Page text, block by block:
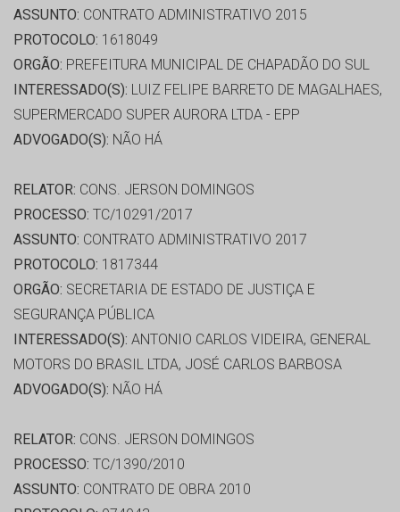
ASSUNTO: CONTRATO ADMINISTRATIVO 2015
PROTOCOLO: 1618049
ORGÃO: PREFEITURA MUNICIPAL DE CHAPADÃO DO SUL
INTERESSADO(S): LUIZ FELIPE BARRETO DE MAGALHAES,
SUPERMERCADO SUPER AURORA LTDA - EPP
ADVOGADO(S): NÃO HÁ
RELATOR: CONS. JERSON DOMINGOS
PROCESSO: TC/10291/2017
ASSUNTO: CONTRATO ADMINISTRATIVO 2017
PROTOCOLO: 1817344
ORGÃO: SECRETARIA DE ESTADO DE JUSTIÇA E
SEGURANÇA PÚBLICA
INTERESSADO(S): ANTONIO CARLOS VIDEIRA, GENERAL
MOTORS DO BRASIL LTDA, JOSÉ CARLOS BARBOSA
ADVOGADO(S): NÃO HÁ
RELATOR: CONS. JERSON DOMINGOS
PROCESSO: TC/1390/2010
ASSUNTO: CONTRATO DE OBRA 2010